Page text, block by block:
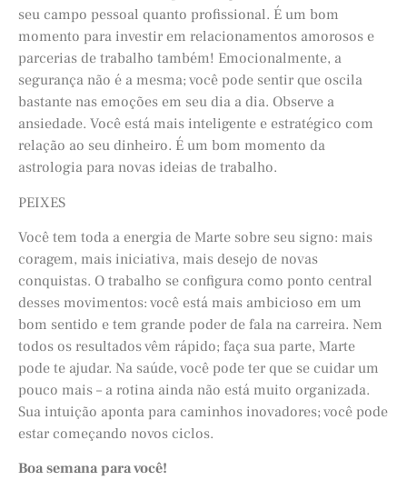
seu campo pessoal quanto profissional. É um bom
momento para investir em relacionamentos amorosos e
parcerias de trabalho também! Emocionalmente, a
segurança não é a mesma; você pode sentir que oscila
bastante nas emoções em seu dia a dia. Observe a
ansiedade. Você está mais inteligente e estratégico com
relação ao seu dinheiro. É um bom momento da
astrologia para novas ideias de trabalho.
PEIXES
Você tem toda a energia de Marte sobre seu signo: mais
coragem, mais iniciativa, mais desejo de novas
conquistas. O trabalho se configura como ponto central
desses movimentos: você está mais ambicioso em um
bom sentido e tem grande poder de fala na carreira. Nem
todos os resultados vêm rápido; faça sua parte, Marte
pode te ajudar. Na saúde, você pode ter que se cuidar um
pouco mais – a rotina ainda não está muito organizada.
Sua intuição aponta para caminhos inovadores; você pode
estar começando novos ciclos.
Boa semana para você!